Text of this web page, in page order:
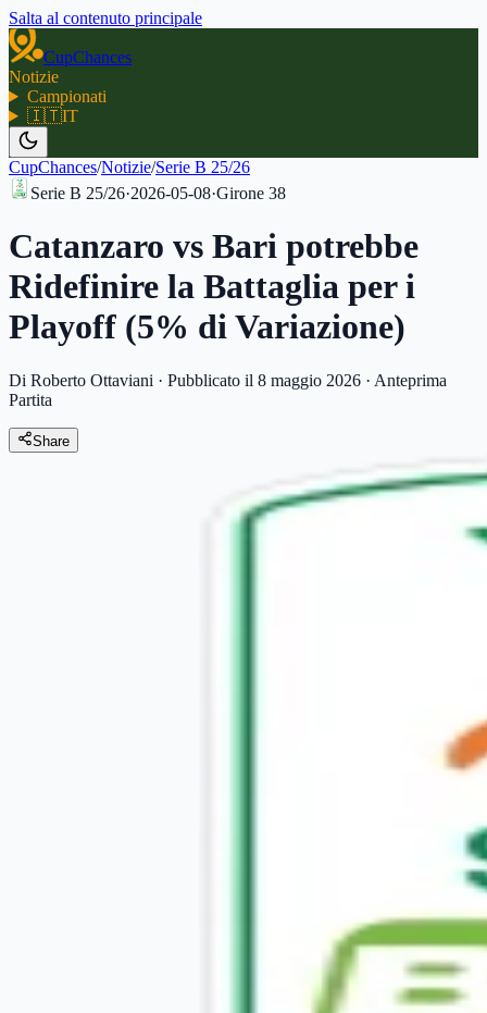
Salta al contenuto principale
CupChances
Notizie
Campionati
🇮🇹IT
CupChances/Notizie/Serie B 25/26
Serie B 25/26·2026-05-08·Girone 38
Catanzaro vs Bari potrebbe
Ridefinire la Battaglia per i
Playoff (5% di Variazione)
Di Roberto Ottaviani · Pubblicato il 8 maggio 2026 · Anteprima
Partita
Share